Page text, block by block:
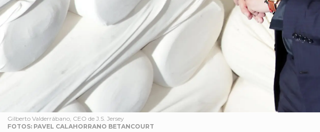
Gilberto Valderrábano, CEO de J.S. Jersey
FOTOS: PAVEL CALAHORRANO BETANCOURT